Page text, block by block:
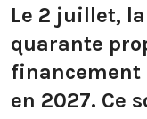
Le 2 juillet,
quarante
financement
en 2027. Ce